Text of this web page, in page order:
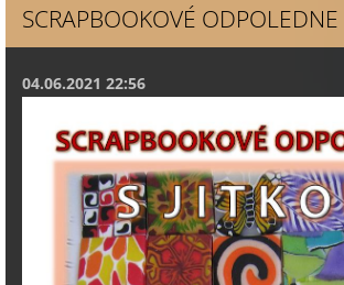
SCRAPBOOKOVÉ ODPOLEDNE
04.06.2021 22:56